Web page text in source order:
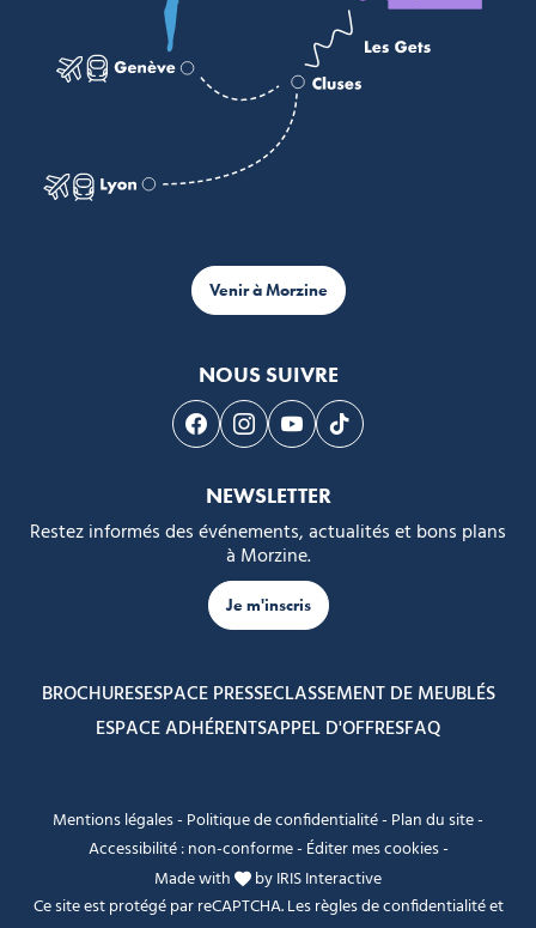
Venir à Morzine
NOUS SUIVRE
Suivez-nous sur Facebook
Suivez-nous sur Instagram
Suivez-nous sur Youtube
Suivez-nous sur
NEWSLETTER
Restez informés des événements, actualités et bons plans
à Morzine.
Je m'inscris
BROCHURESESPACE PRESSECLASSEMENT DE MEUBLÉS
ESPACE ADHÉRENTSAPPEL D'OFFRESFAQ
Mentions légales- Politique de confidentialité- Plan du site-
Accessibilité : non-conforme- Éditer mes cookies-
Made with
byIRIS Interactive
Ce site est protégé par reCAPTCHA. Lesrègles de confidentialitéet